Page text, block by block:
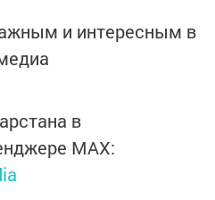
и интересным в
в
MАХ: